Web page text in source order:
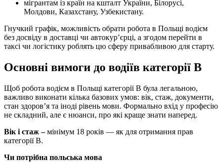
мігрантам із країн на кшталт України, Білорусі,
Молдови, Казахстану, Узбекистану.
Гнучкий графік, можливість обрати робота в Польщі водієм
без досвіду в доставці чи автокур’єрці, а згодом перейти в
таксі чи логістику роблять цю сферу привабливою для старту.
Основні вимоги до водіїв категорії B
Щоб робота водієм в Польщі категорії B була легальною,
важливо виконати кілька базових умов: вік, стаж, документи,
стан здоров’я та іноді рівень мови. Формально вхід у професію
не складний, але є нюанси, про які краще знати наперед.
Вік і стаж –мінімум 18 років — як для отримання прав
категорії B.
Чи потрібна польська мова